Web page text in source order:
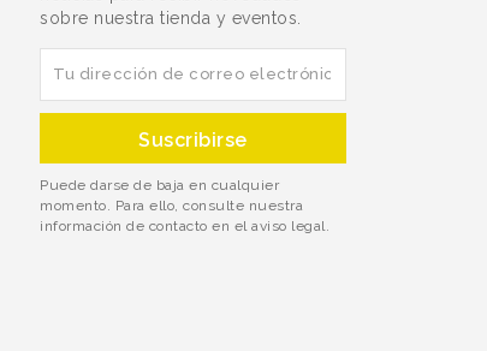
sobre nuestra tienda y eventos.
Puede darse de baja en cualquier
momento. Para ello, consulte nuestra
información de contacto en el aviso legal.